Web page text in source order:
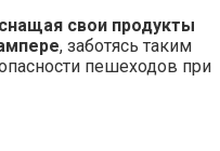
свои продукты
, заботясь таким
пешеходов при